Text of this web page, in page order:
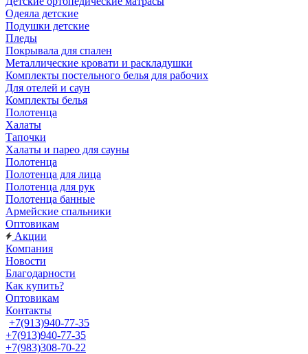
Одеяла детские
Подушки детские
Пледы
Покрывала для спален
Металлические кровати и раскладушки
Комплекты постельного белья для рабочих
Для отелей и саун
Комплекты белья
Полотенца
Халаты
Тапочки
Халаты и парео для сауны
Полотенца
Полотенца для лица
Полотенца для рук
Полотенца банные
Армейские спальники
Оптовикам
Акции
Компания
Новости
Благодарности
Как купить?
Оптовикам
Контакты
+7(913)940-77-35
+7(913)940-77-35
+7(983)308-70-22